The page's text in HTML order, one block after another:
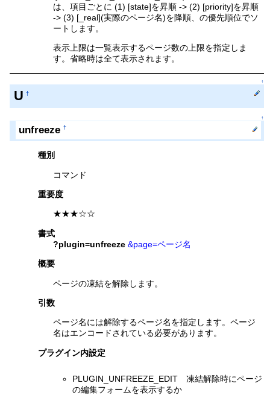
は、項目ごとに (1) [state]を昇順 -> (2) [priority]を昇順
-> (3) [_real](実際のページ名)を降順、の優先順位でソ
ートします。
表示上限は一覧表示するページ数の上限を指定しま
す。省略時は全て表示されます。
↑
U †
↑
unfreeze †
種別
コマンド
重要度
★★★☆☆
書式
?plugin=unfreeze &page=ページ名
概要
ページの凍結を解除します。
引数
ページ名には解除するページ名を指定します。ページ
名はエンコードされている必要があります。
プラグイン内設定
PLUGIN_UNFREEZE_EDIT 凍結解除時にページ
の編集フォームを表示するか